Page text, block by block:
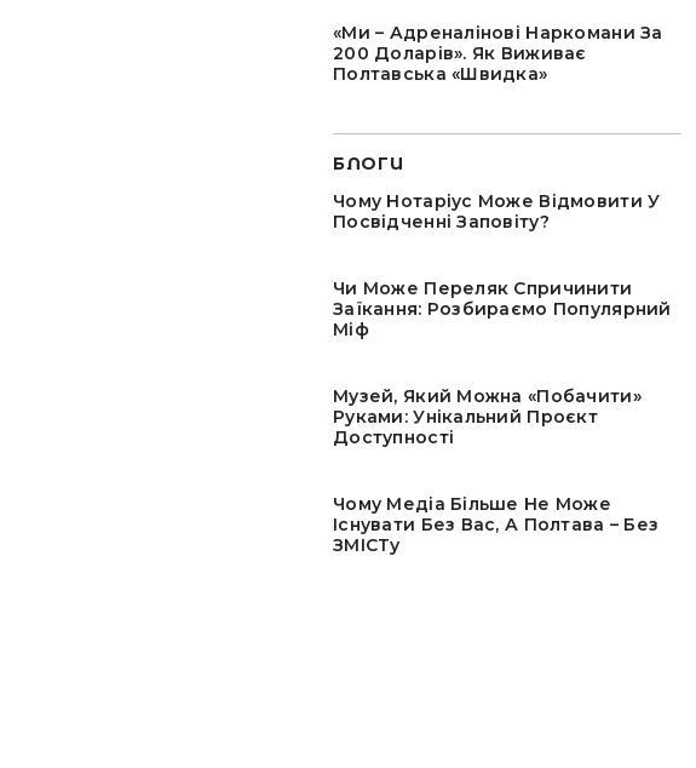
«Ми – Адреналінові Наркомани За
200 Доларів». Як Виживає
Полтавська «швидка»
БЛОГИ
Чому Нотаріус Може Відмовити У
Посвідченні Заповіту?
Чи Може Переляк Спричинити
Заїкання: Розбираємо Популярний
Міф
Музей, Який Можна «побачити»
Руками: Унікальний Проєкт
Доступності
Чому Медіа Більше Не Може
Існувати Без Вас, А Полтава – Без
ЗМІСТу